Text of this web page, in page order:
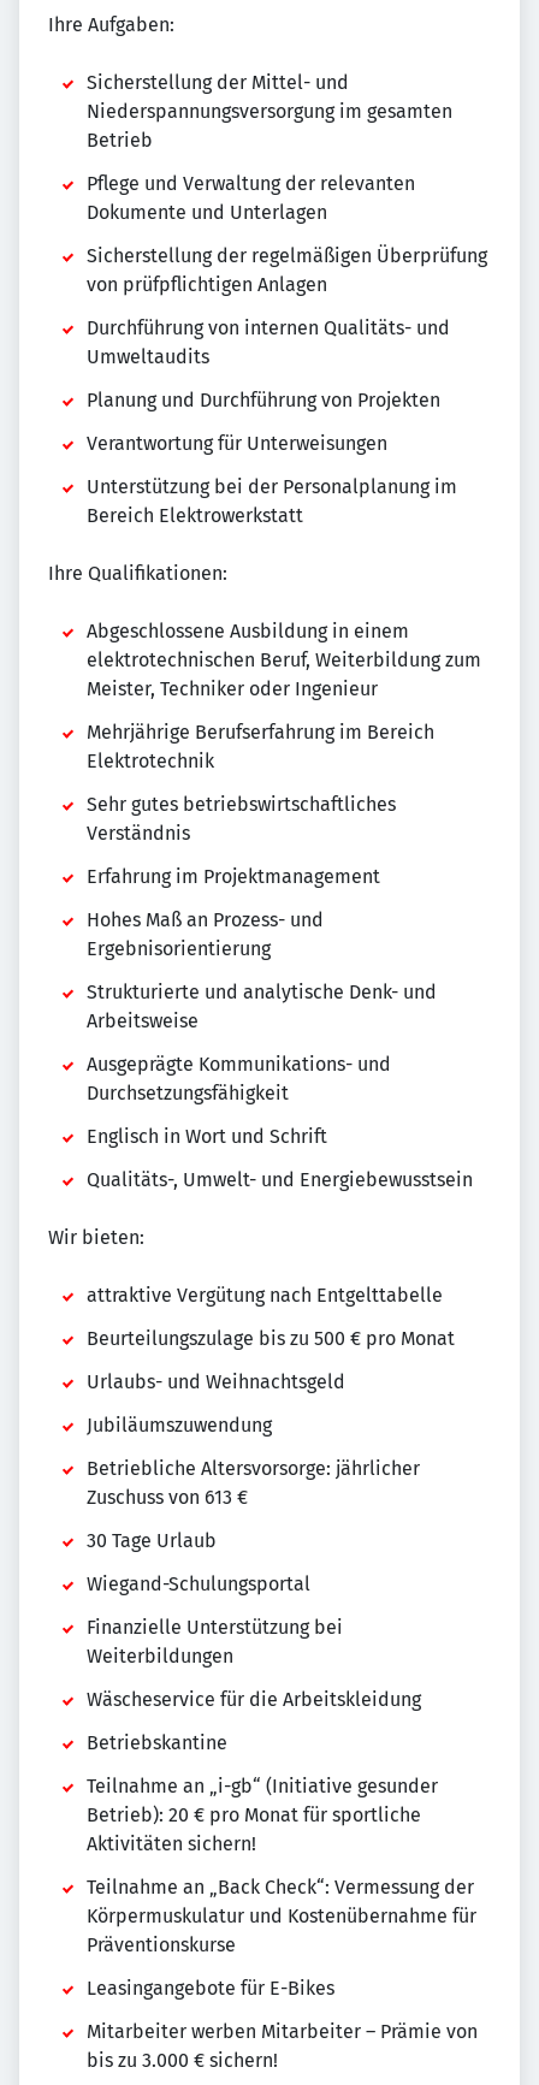
Ihre Aufgaben:
Sicherstellung der Mittel- und
Niederspannungsversorgung im gesamten
Betrieb
Pflege und Verwaltung der relevanten
Dokumente und Unterlagen
Sicherstellung der regelmäßigen Überprüfung
von prüfpflichtigen Anlagen
Durchführung von internen Qualitäts- und
Umweltaudits
Planung und Durchführung von Projekten
Verantwortung für Unterweisungen
Unterstützung bei der Personalplanung im
Bereich Elektrowerkstatt
Ihre Qualifikationen:
Abgeschlossene Ausbildung in einem
elektrotechnischen Beruf, Weiterbildung zum
Meister, Techniker oder Ingenieur
Mehrjährige Berufserfahrung im Bereich
Elektrotechnik
Sehr gutes betriebswirtschaftliches
Verständnis
Erfahrung im Projektmanagement
Hohes Maß an Prozess- und
Ergebnisorientierung
Strukturierte und analytische Denk- und
Arbeitsweise
Ausgeprägte Kommunikations- und
Durchsetzungsfähigkeit
Englisch in Wort und Schrift
Qualitäts-, Umwelt- und Energiebewusstsein
Wir bieten:
attraktive Vergütung nach Entgelttabelle
Beurteilungszulage bis zu 500 € pro Monat
Urlaubs- und Weihnachtsgeld
Jubiläumszuwendung
Betriebliche Altersvorsorge: jährlicher
Zuschuss von 613 €
30 Tage Urlaub
Wiegand-Schulungsportal
Finanzielle Unterstützung bei
Weiterbildungen
Wäscheservice für die Arbeitskleidung
Betriebskantine
Teilnahme an „i-gb“ (Initiative gesunder
Betrieb): 20 € pro Monat für sportliche
Aktivitäten sichern!
Teilnahme an „Back Check“: Vermessung der
Körpermuskulatur und Kostenübernahme für
Präventionskurse
Leasingangebote für E-Bikes
Mitarbeiter werben Mitarbeiter – Prämie von
bis zu 3.000 € sichern!